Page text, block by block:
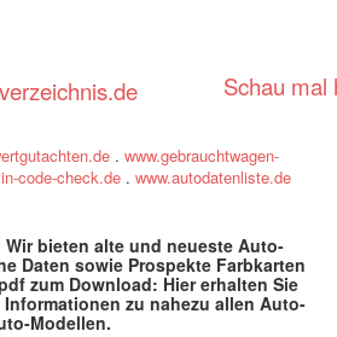
Schau mal
. www.gebrauchtwagen-
code-check.de. www.autodatenliste.de
bieten alte und neueste Auto-
Daten sowie Prospekte Farbkarten
zum Download: Hier erhalten Sie
zu nahezu allen Auto-
Modellen.